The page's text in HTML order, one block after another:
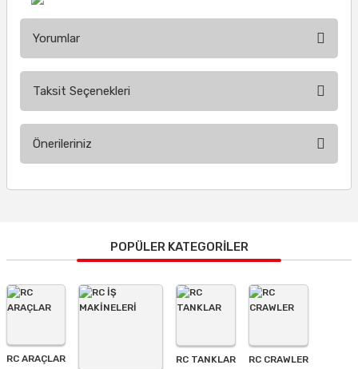
Yorumlar
Taksit Seçenekleri
Önerileriniz
Görüş ve önerileriniz için teşekkür ederiz.
Ürün resmi kalitesiz, bozuk veya görüntülenemiyor.
Ürün açıklamasında eksik bilgiler bulunuyor.
Ürün fiyatı diğer sitelerden daha pahalı.
POPÜLER KATEGORİLER
RC ARAÇLAR RC TANKLAR RC CRAWLER